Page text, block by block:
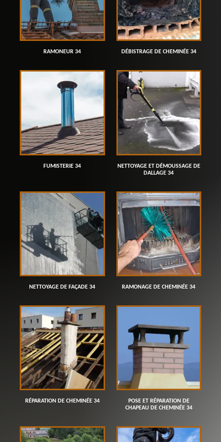
RAMONEUR 34 DÉBISTRAGE DE CHEMINÉE 34
FUMISTERIE 34
NETTOYAGE ET DÉMOUSSAGE DE
DALLAGE 34
NETTOYAGE DE FAÇADE 34 RAMONAGE DE CHEMINÉE 34
RÉPARATION DE CHEMINÉE 34
POSE ET RÉPARATION DE
CHAPEAU DE CHEMINÉE 34